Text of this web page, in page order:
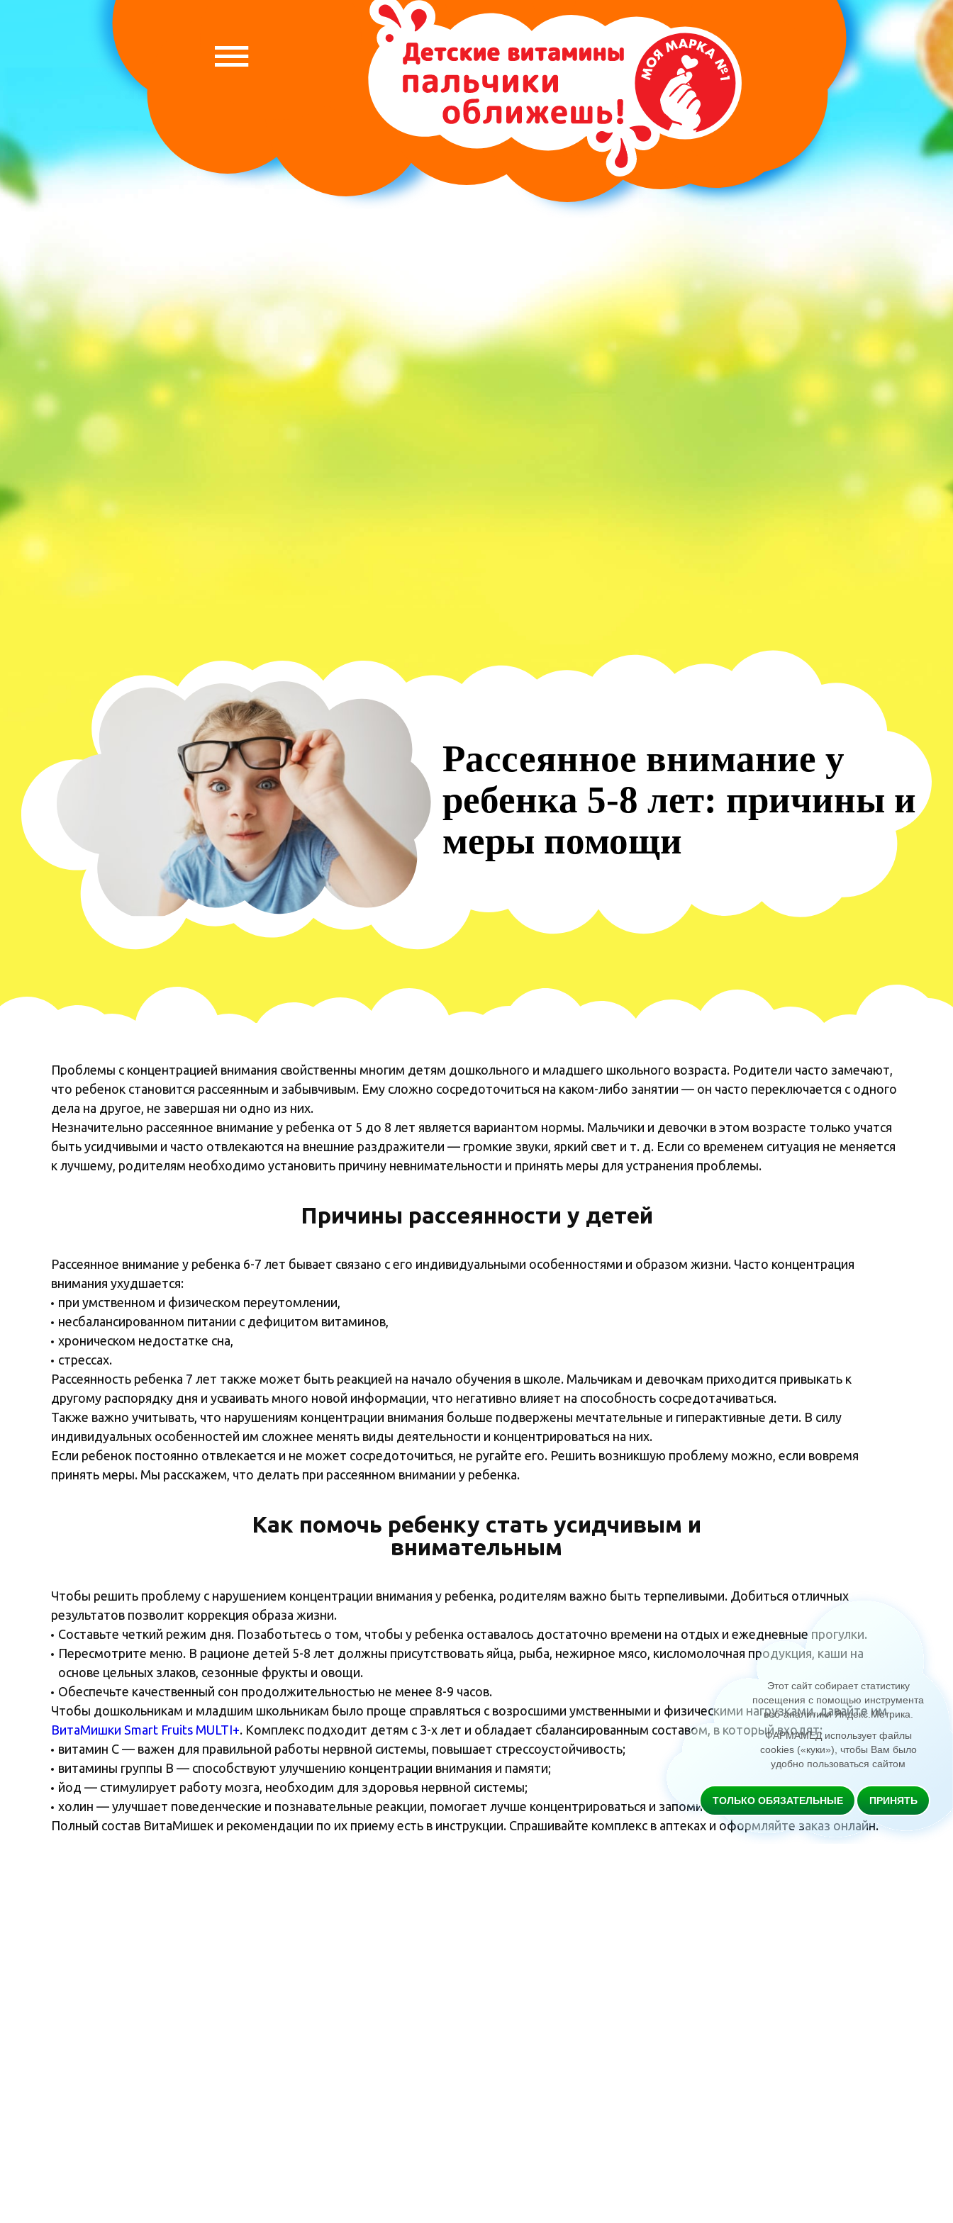
Рассеянное внимание у
ребенка 5-8 лет: причины и
меры помощи
Проблемы с концентрацией внимания свойственны многим детям дошкольного и младшего школьного возраста. Родители часто замечают,
что ребенок становится рассеянным и забывчивым. Ему сложно сосредоточиться на каком-либо занятии — он часто переключается с одного
дела на другое, не завершая ни одно из них.
Незначительно рассеянное внимание у ребенка от 5 до 8 лет является вариантом нормы. Мальчики и девочки в этом возрасте только учатся
быть усидчивыми и часто отвлекаются на внешние раздражители — громкие звуки, яркий свет и т. д. Если со временем ситуация не меняется
к лучшему, родителям необходимо установить причину невнимательности и принять меры для устранения проблемы.
Причины рассеянности у детей
Рассеянное внимание у ребенка 6-7 лет бывает связано с его индивидуальными особенностями и образом жизни. Часто концентрация
внимания ухудшается:
при умственном и физическом переутомлении,
несбалансированном питании с дефицитом витаминов,
хроническом недостатке сна,
стрессах.
Рассеянность ребенка 7 лет также может быть реакцией на начало обучения в школе. Мальчикам и девочкам приходится привыкать к
другому распорядку дня и усваивать много новой информации, что негативно влияет на способность сосредотачиваться.
Также важно учитывать, что нарушениям концентрации внимания больше подвержены мечтательные и гиперактивные дети. В силу
индивидуальных особенностей им сложнее менять виды деятельности и концентрироваться на них.
Если ребенок постоянно отвлекается и не может сосредоточиться, не ругайте его. Решить возникшую проблему можно, если вовремя
принять меры. Мы расскажем, что делать при рассеянном внимании у ребенка.
Как помочь ребенку стать усидчивым и
внимательным
Чтобы решить проблему с нарушением концентрации внимания у ребенка, родителям важно быть терпеливыми. Добиться отличных
результатов позволит коррекция образа жизни.
Составьте четкий режим дня. Позаботьтесь о том, чтобы у ребенка оставалось достаточно времени на отдых и ежедневные прогулки.
Пересмотрите меню. В рационе детей 5-8 лет должны присутствовать яйца, рыба, нежирное мясо, кисломолочная продукция, каши на
основе цельных злаков, сезонные фрукты и овощи.
Обеспечьте качественный сон продолжительностью не менее 8-9 часов.
Чтобы дошкольникам и младшим школьникам было проще справляться с возросшими умственными и физическими нагрузками, давайте им
ВитаМишки Smart Fruits MULTI+. Комплекс подходит детям с 3-х лет и обладает сбалансированным составом, в который входят:
витамин С — важен для правильной работы нервной системы, повышает стрессоустойчивость;
витамины группы B — способствуют улучшению концентрации внимания и памяти;
йод — стимулирует работу мозга, необходим для здоровья нервной системы;
холин — улучшает поведенческие и познавательные реакции, помогает лучше концентрироваться и запоминать новое.
Полный состав ВитаМишек и рекомендации по их приему есть в инструкции. Спрашивайте комплекс в аптеках и оформляйте заказ онлайн.
Этот сайт собирает статистику
посещения с помощью инструмента
веб-аналитики Яндекс.Метрика
ФАРМАМЕД использует файлы
cookies («куки»), чтобы Вам было
удобно пользоваться сайтом
ТОЛЬКО ОБЯЗАТЕЛЬНЫЕ ПРИНЯТЬ